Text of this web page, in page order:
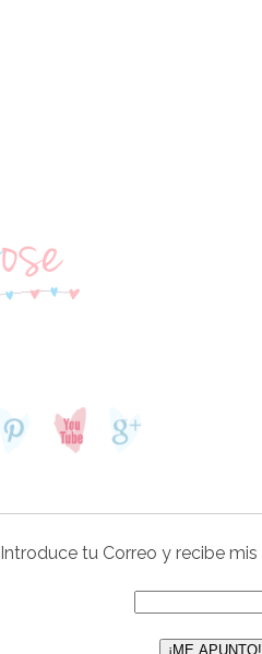
Introduce tu Correo y recibe